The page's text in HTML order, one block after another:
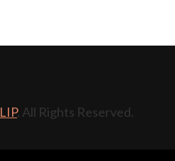
LIP. All Rights Reserved.